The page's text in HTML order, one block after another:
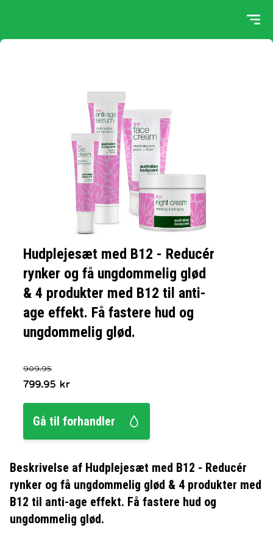
Hudplejesæt med B12 - Reducér
rynker og få ungdommelig glød
& 4 produkter med B12 til anti-
age effekt. Få fastere hud og
ungdommelig glød.
909.95
799.95 kr
Gå til forhandler
Beskrivelse af Hudplejesæt med B12 - Reducér
rynker og få ungdommelig glød & 4 produkter med
B12 til anti-age effekt. Få fastere hud og
ungdommelig glød.